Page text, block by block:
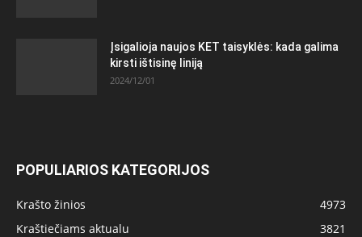
Įsigalioja naujos KET taisyklės: kada galima
kirsti ištisinę liniją
2024/12/01
POPULIARIOS KATEGORIJOS
Krašto žinios
4973
Kraštiečiams aktualu
3821